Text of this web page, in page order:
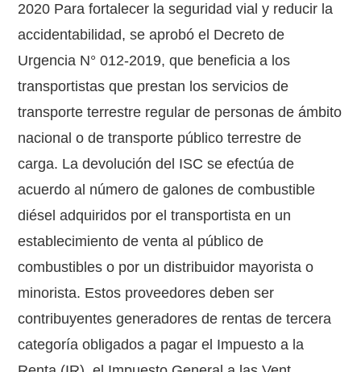
2020 Para fortalecer la seguridad vial y reducir la
accidentabilidad, se aprobó el Decreto de
Urgencia N° 012-2019, que beneficia a los
transportistas que prestan los servicios de
transporte terrestre regular de personas de ámbito
nacional o de transporte público terrestre de
carga. La devolución del ISC se efectúa de
acuerdo al número de galones de combustible
diésel adquiridos por el transportista en un
establecimiento de venta al público de
combustibles o por un distribuidor mayorista o
minorista. Estos proveedores deben ser
contribuyentes generadores de rentas de tercera
categoría obligados a pagar el Impuesto a la